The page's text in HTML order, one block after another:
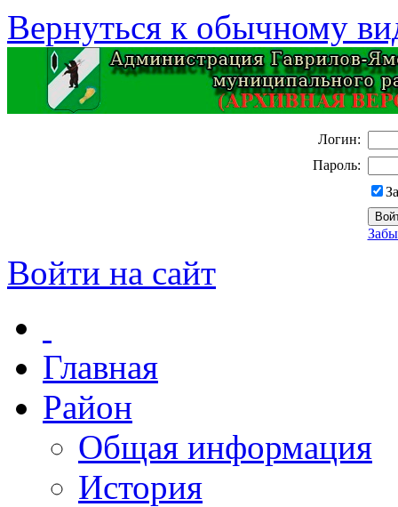
Вернуться к обычному
Логин:
Пароль:
Войти на сайт
Главная
Район
Общая информация
История